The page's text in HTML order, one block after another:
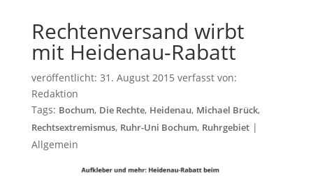
Rechtenversand wirbt
mit Heidenau-Rabatt
veröffentlicht: 31. August 2015 verfasst von:
Redaktion
Tags: Bochum, Die Rechte, Heidenau, Michael Brück,
Rechtsextremismus, Ruhr-Uni Bochum, Ruhrgebiet|
Allgemein